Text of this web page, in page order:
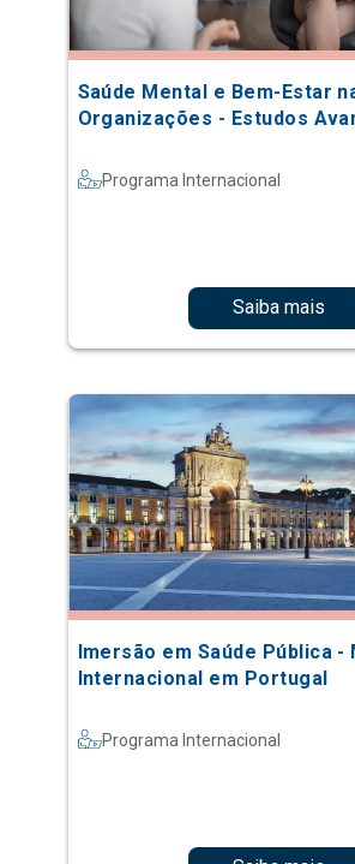
Saúde Mental e Bem-Estar
Organizações - Estudos
Programa Internacional
Saiba mais
Imersão em Saúde Pública -
Internacional em Portugal
Programa Internacional